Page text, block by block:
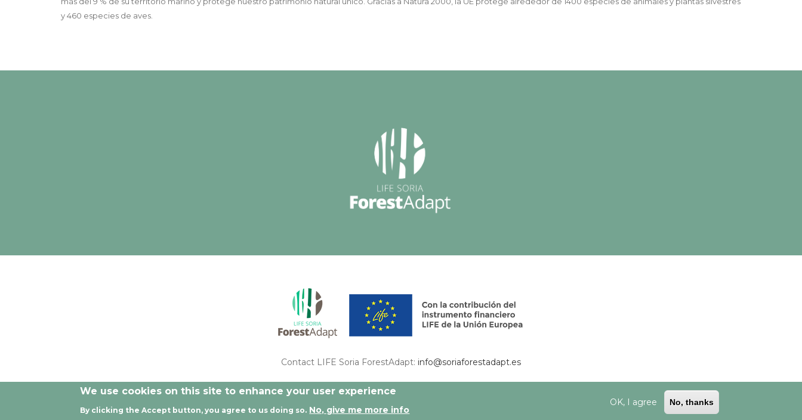
y 460 especies de aves.
Contact LIFE Soria ForestAdapt: info@soriaforestadapt.es
The opinions and documentation provided by this publication are exclusively responsibility of the authors and may not match with CINEA/ European Commission points of view.
We use cookies on this site to enhance your user experience
By clicking the Accept button, you agree to us doing so. No, give me more info
OK, I agree No, thanks